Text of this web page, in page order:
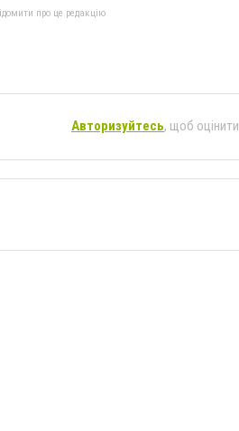
про це редакцію
Авторизуйтесь, щоб оцінити